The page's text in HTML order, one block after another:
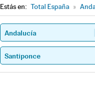
Estás en: Total España »